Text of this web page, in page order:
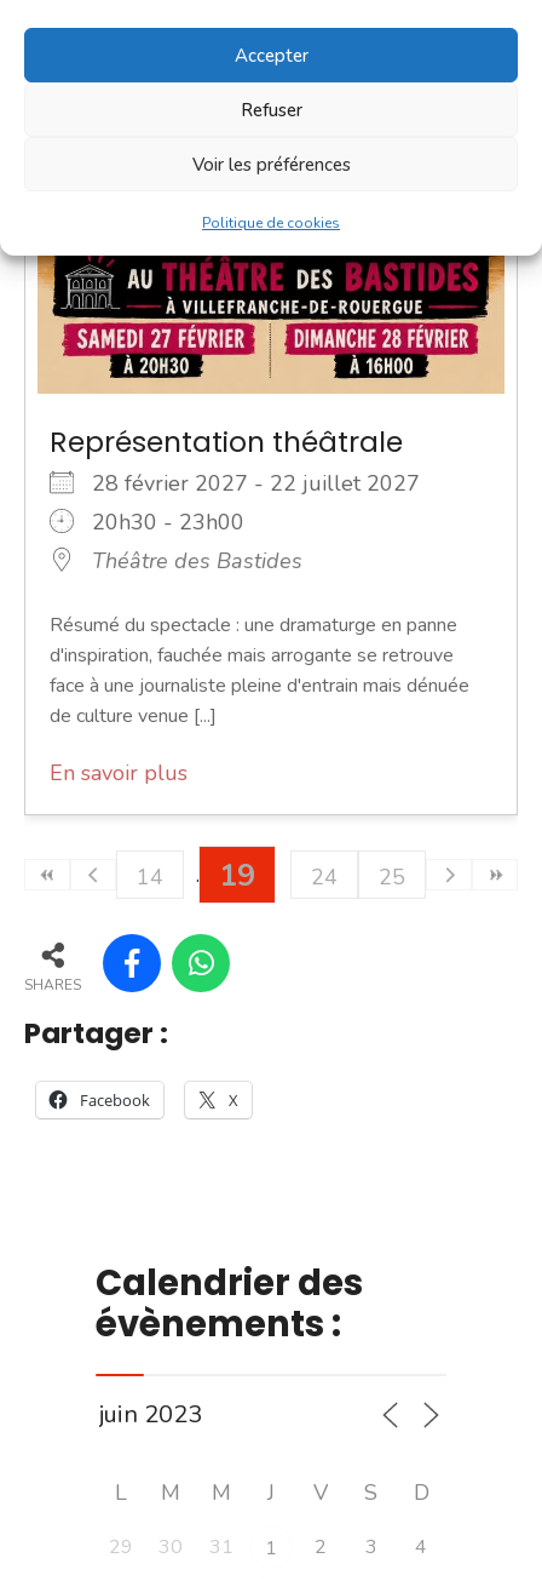
Accepter
Refuser
Voir les préférences
Politique de cookies
Représentation théâtrale
28 février 2027 - 22 juillet 2027
20h30 - 23h00
Théâtre des Bastides
Résumé du spectacle : une dramaturge en panne
d'inspiration, fauchée mais arrogante se retrouve
face à une journaliste pleine d'entrain mais dénuée
de culture venue [...]
En savoir plus
14 19 24 25
SHARES
Partager :
Facebook X
Calendrier des
évènements :
L M M J V S D
29 30 31 1 2 3
4